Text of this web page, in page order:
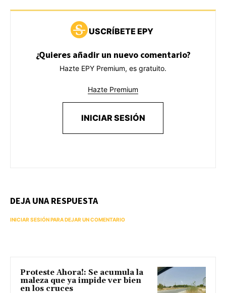
USCRÍBETE EPY
¿Quieres añadir un nuevo comentario?
Hazte EPY Premium, es gratuito.
Hazte Premium
INICIAR SESIÓN
DEJA UNA RESPUESTA
INICIAR SESIÓN PARA DEJAR UN COMENTARIO
Proteste Ahora!: Se acumula la
maleza que ya impide ver bien
en los cruces